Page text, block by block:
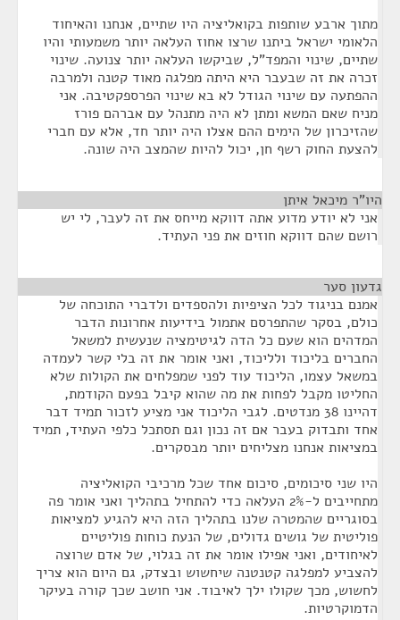
מתוך ארבע שותפות בקואליציה היו שתיים, אנחנו והאיחוד
הלאומי ישראל ביתנו שרצו אחוז העלאה יותר משמעותי והיו
שתיים, שינוי והמפד"ל, שביקשו העלאה יותר צנועה. שינוי
זכרה את זה שבעבר היא היתה מפלגה מאוד קטנה ולמרבה
ההפתעה עם שינוי הגודל לא בא שינוי הפרספקטיבה. אני
מניח שאם המשא ומתן לא היה מתנהל עם אברהם פורז
שהזיכרון של הימים ההם אצלו היה יותר חד, אלא עם חברי
להצעת החוק רשף חן, יכול להיות שהמצב היה שונה.
היו"ר מיכאל איתן
אני לא יודע מדוע אתה דווקא מייחס את זה לעבר, לי יש
רושם שהם דווקא חוזים את פני העתיד.
גדעון סער
אמנם בניגוד לכל הציפיות ולהספדים ולדברי התוכחה של
כולם, בסקר שהתפרסם אתמול בידיעות אחרונות הדבר
המדהים הוא שעם כל הדה לגיטימציה שנעשית למשאל
החברים בליכוד ולליכוד, ואני אומר את זה בלי קשר לעמדה
במשאל עצמו, הליכוד עוד לפני שמפלחים את הקולות שלא
החליטו מקבל לפחות את מה שהוא קיבל בפעם הקודמת,
דהיינו 38 מנדטים. לגבי הליכוד אני מציע לזכור תמיד דבר
אחד ותבדוק בעבר אם זה נכון וגם תסתכל כלפי העתיד, תמיד
במציאות אנחנו מצליחים יותר מבסקרים.
היו שני סיכומים, סיכום אחד שכל מרכיבי הקואליציה
מתחייבים ל-2% העלאה כדי להתחיל בתהליך ואני אומר פה
בסוגריים שהמטרה שלנו בתהליך הזה היא להגיע למציאות
פוליטית של גושים גדולים, של הנעת כוחות פוליטיים
לאיחודים, ואני אפילו אומר את זה בגלוי, של אדם שרוצה
להצביע למפלגה קטנטנה שיחשוש ובצדק, גם היום הוא צריך
לחשוש, מכך שקולו ילך לאיבוד. אני חושב שכך קורה בעיקר
הדמוקרטיות.